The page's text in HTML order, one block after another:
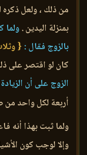
من ذلك ، ولعل ذكره
بمنزلة اليدين .ولما
بالزوج فقال :{
كان لو اقتصر على
الزوج على أن
أربعة لكل واحد
ولما ثبت بهذا أنه
وإلا لوجب كون